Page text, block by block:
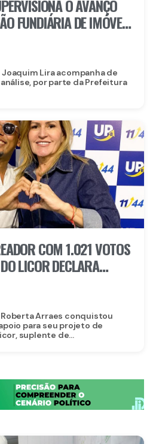
O AVANÇO
FUNDIÁRIA DE IMÓVEIS
ANTÃO
Lira acompanha de
por parte da Prefeitura
COM 1.021 VOTOS
LICOR DECLARA
Arraes conquistou
para seu projeto de
suplente de...